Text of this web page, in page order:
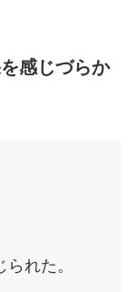
感じづらか
れた。